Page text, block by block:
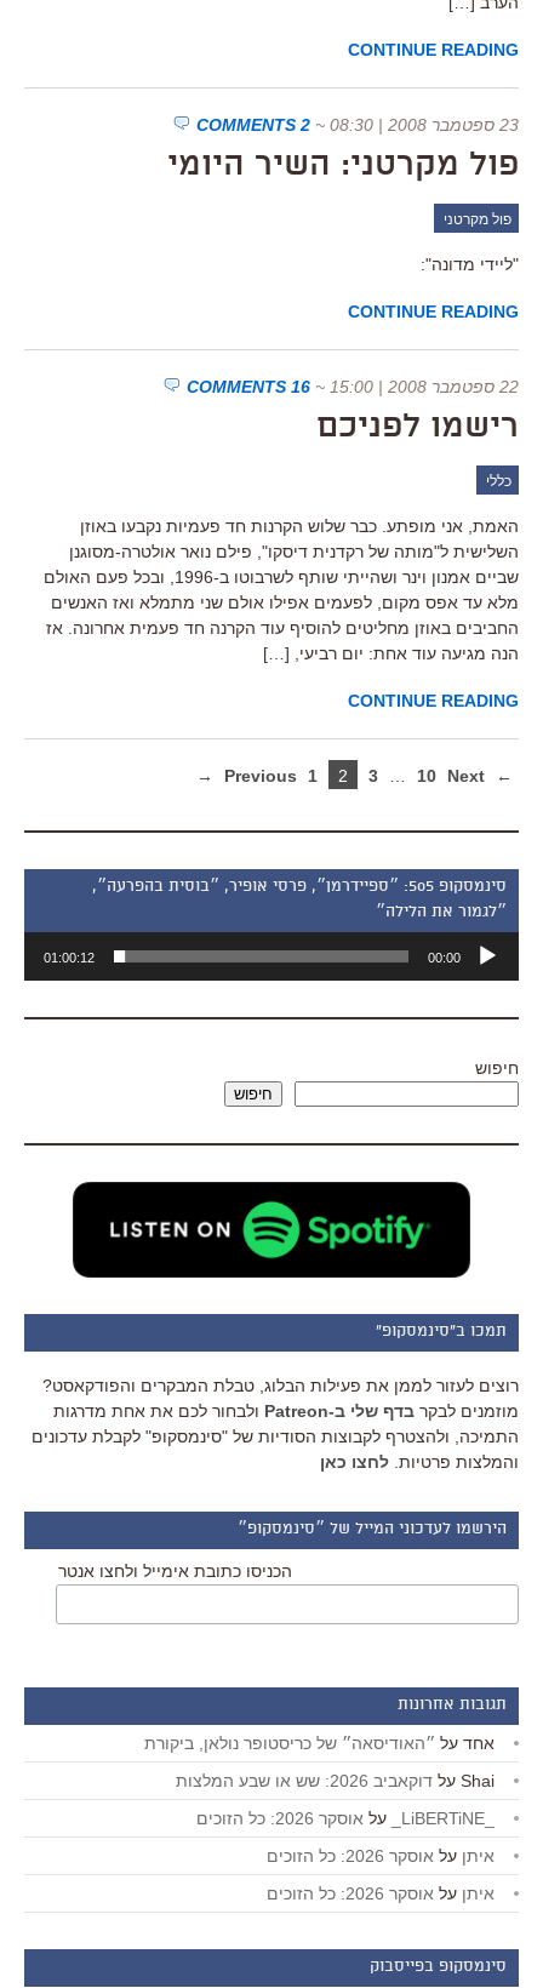
CONTINUE READING
23 ספטמבר 2008 | 08:30 ~
2 COMMENTS
פול מקרטני: השיר היומי
פול מקרטני
"ליידי מדונה":
CONTINUE READING
22 ספטמבר 2008 | 15:00 ~
16 COMMENTS
רישמו לפניכם
כללי
האמת, אני מופתע. כבר שלוש הקרנות חד פעמיות נקבעו באוזן
השלישית ל"מותה של רקדנית דיסקו", פילם נואר אולטרה-מסוגנן
שביים אמנון וינר ושהייתי שותף לשרבוטו ב-1996, ובכל פעם האולם
מלא עד אפס מקום, לפעמים אפילו אולם שני מתמלא ואז האנשים
החביבים באוזן מחליטים להוסיף עוד הקרנה חד פעמית אחרונה. אז
הנה מגיעה עוד אחת: יום רביעי, […]
CONTINUE READING
← Previous
1 2 3 10 Next →
סינמסקופ 505: ״ספיידרמן״, פרסי אופיר, ״בוסית בהפרעה״,
״לגמור את הלילה״
אודיו
00:00
01:00:12
חיפוש
חיפוש
תמכו ב"סינמסקופ"
רוצים לעזור לממן את פעילות הבלוג, טבלת המבקרים והפודקאסט?
מוזמנים לבקר בדף שלי ב-Patreon
ולבחור לכם את אחת מדרגות
התמיכה, ולהצטרף לקבוצות הסודיות של "סינמסקופ" לקבלת עדכונים
והמלצות פרטיות. לחצו כאן
הירשמו לעדכוני המייל של ״סינמסקופ״
הכניסו כתובת אימייל ולחצו אנטר
תגובות אחרונות
אחד על ״האודיסאה״ של כריסטופר נולאן, ביקורת
Shai על דוקאביב 2026: שש או שבע המלצות
על אוסקר 2026: כל הזוכים
איתן על אוסקר 2026: כל הזוכים
איתן על אוסקר 2026: כל הזוכים
סינמסקופ בפייסבוק